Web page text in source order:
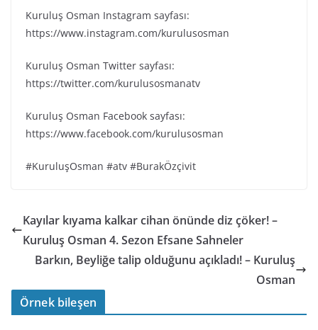
Kuruluş Osman Instagram sayfası:
https://www.instagram.com/kurulusosman
Kuruluş Osman Twitter sayfası:
https://twitter.com/kurulusosmanatv
Kuruluş Osman Facebook sayfası:
https://www.facebook.com/kurulusosman
#KuruluşOsman #atv #BurakÖzçivit
Kayılar kıyama kalkar cihan önünde diz çöker! –
Kuruluş Osman 4. Sezon Efsane Sahneler
Barkın, Beyliğe talip olduğunu açıkladı! – Kuruluş
Osman
Örnek bileşen